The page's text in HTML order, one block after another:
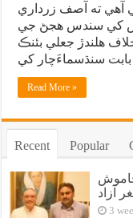
آهي ته آصف زرداري
کي سندس هجڻ جي
هلندڙ جعلي بئنڪ
Read More »
Recent Popular
آزاد
3